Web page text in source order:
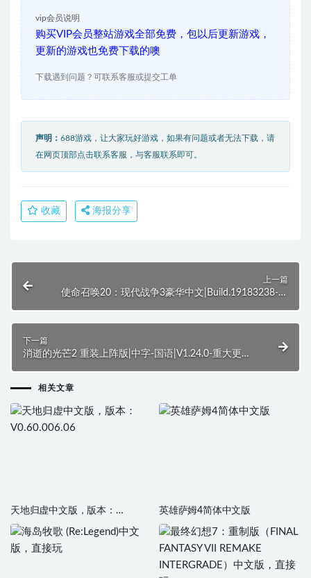
vip会员说明
购买VIP会员整站游戏全部免费，包以后更新游戏，
更新的游戏也免费下载的噢
下载遇到问题？可联系客服或提交工单
声明： 688游戏，让大家玩好游戏，如果有问题或者无法下载，请
在网页顶部点击联系客服，与客服联系即可。
收藏 海报分享
上一篇
使命召唤20：现代战争3豪华中文|Build.19183238-灭
下一篇
消逝的光芒2 重装上阵版|中字-国语|V1.24.0-重大更新-
相关文章
天地归虚中文版，版本：
V0.60.006.06
英雄萨姆4简体中文版